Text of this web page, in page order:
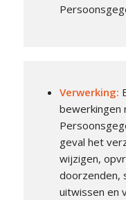
Verwerking:
geval het
wijzigen,
doorzenden,
uitwissen en